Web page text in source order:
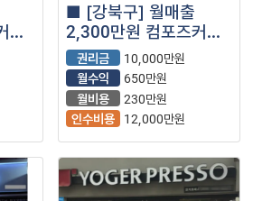
피
■ [강북구] 월매출
2,300만원 컴포즈커피
양도양수 창업｜추천
급매물 (프랜차이즈｜
저가커피｜카페)
권리금
10,000만원
월수익
650만원
월비용
230만원
인수비용
12,000만원